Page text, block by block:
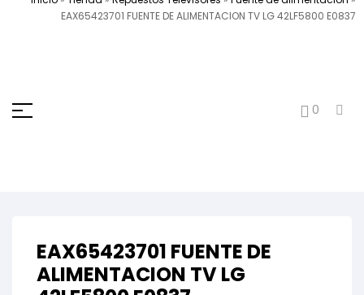
EAX65423701 FUENTE DE ALIMENTACION TV LG 42LF5800 E0837
0
EAX65423701 FUENTE DE
ALIMENTACION TV LG